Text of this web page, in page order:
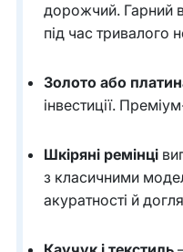
дорожчий. Гарний
під час тривалого
Золото або
інвестиції.
Шкіряні ремінці
з класичними
акуратності й